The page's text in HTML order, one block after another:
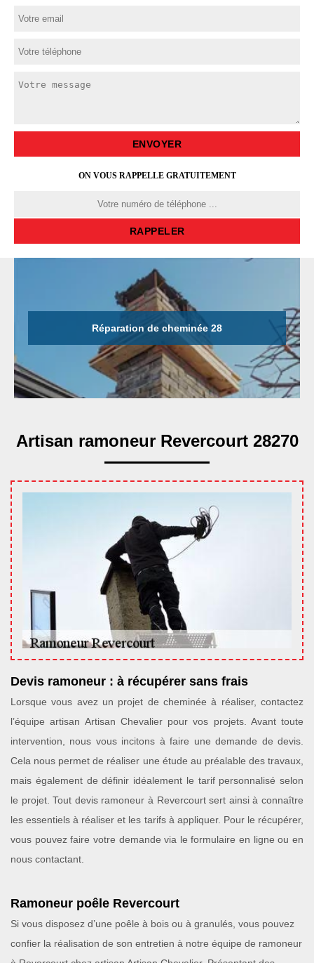
ON VOUS RAPPELLE GRATUITEMENT
Réparation de cheminée 28
Artisan ramoneur Revercourt 28270
Devis ramoneur : à récupérer sans frais
Lorsque vous avez un projet de cheminée à réaliser, contactez
l’équipe artisan Artisan Chevalier pour vos projets. Avant toute
intervention, nous vous incitons à faire une demande de devis.
Cela nous permet de réaliser une étude au préalable des travaux,
mais également de définir idéalement le tarif personnalisé selon
le projet. Tout devis ramoneur à Revercourt sert ainsi à connaître
les essentiels à réaliser et les tarifs à appliquer. Pour le récupérer,
vous pouvez faire votre demande via le formulaire en ligne ou en
nous contactant.
Ramoneur poêle Revercourt
Si vous disposez d’une poêle à bois ou à granulés, vous pouvez
confier la réalisation de son entretien à notre équipe de ramoneur